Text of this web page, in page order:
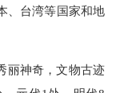
、台湾等国家和地
神奇，文物古迹